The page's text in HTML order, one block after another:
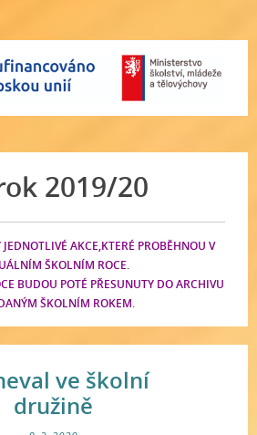
2019/20
AKCE,KTERÉ PROBĚHNOU V
ŠKOLNÍM ROCE.
BUDOU POTÉ PŘESUNUTY DO ARCHIVU
ŠKOLNÍM ROKEM.
ve školní
družině